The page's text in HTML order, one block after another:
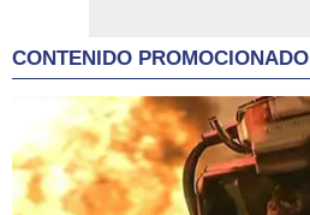
CONTENIDO PROMOCIONADO